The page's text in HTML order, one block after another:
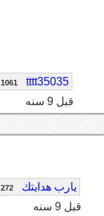
tttt35035
1061
قبل 9 سنه
يارب هدايتك 272
قبل 9 سنه